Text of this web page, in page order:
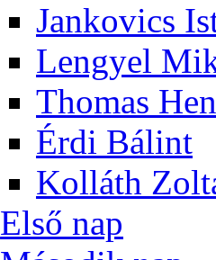
Jan­ko­vics
Len­gyel
Tho­mas
Ér­di Bá­lint
Kol­láth
El­ső nap